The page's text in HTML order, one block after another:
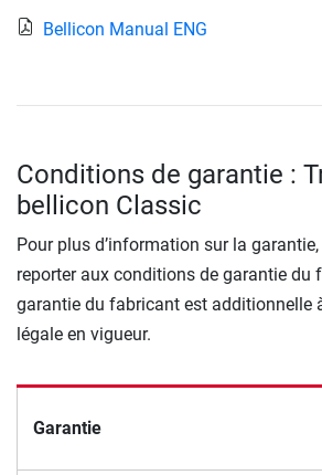
Bellicon Manual ENG
Conditions de garantie :
bellicon Classic
Pour plus d’information sur la
reporter aux conditions de garantie du
garantie du fabricant est additionnelle
légale en vigueur.
Garantie